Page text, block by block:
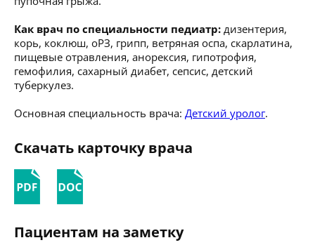
Как врач по специальности педиатр: дизентерия,
корь, коклюш, оРЗ, грипп, ветряная оспа, скарлатина,
пищевые отравления, анорексия, гипотрофия,
гемофилия, сахарный диабет, сепсис, детский
туберкулез.
Основная специальность врача: Детский уролог.
Скачать карточку врача
Пациентам на заметку